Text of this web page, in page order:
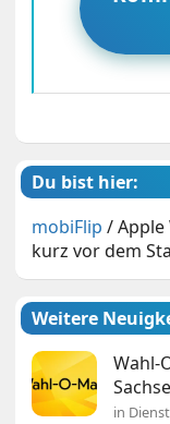
Du bist hier:
mobiFlip /Apple
kurz vor dem
Weitere
Wahl-
in